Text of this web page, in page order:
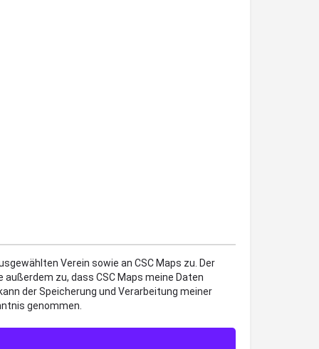
Verein sowie an CSC Maps zu. Der
zu, dass CSC Maps meine Daten
der Speicherung und Verarbeitung meiner
genommen.